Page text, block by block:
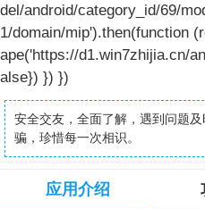
del/android/category_id/69/
1/domain/mip').then(function
ape('https://d1.win7zhijia.cn/
alse}) }) })
安全交友，全面了解，遇到问题
骗，珍惜每一次相识。
应用介绍